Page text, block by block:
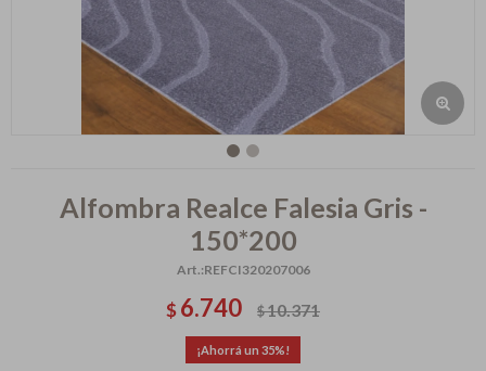
Alfombra Realce Falesia Gris -
150*200
REFCI320207006
$6.740 $10.371
35